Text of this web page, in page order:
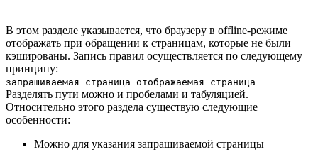
В этом разделе указывается, что браузеру в offline-режиме
отображать при обращении к страницам, которые не были
кэшированы. Запись правил осуществляется по следующему
принципу:
запрашиваемая_страница отображаемая_страница
Разделять пути можно и пробелами и табуляцией.
Относительно этого раздела существую следующие
особенности:
Можно для указания запрашиваемой страницы